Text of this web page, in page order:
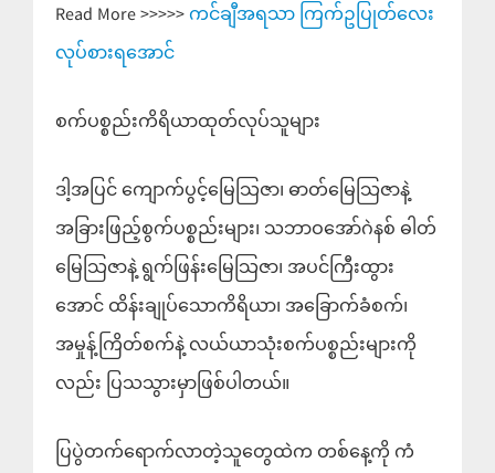
Read More >>>>>ကင်ချီအရသာ ကြက်ဥပြုတ်လေး
လုပ်စားရအောင်
စက်ပစ္စည်းကိရိယာထုတ်လုပ်သူများ
ဒါ့အပြင် ကျောက်ပွင့်မြေသြဇာ၊ ဓာတ်မြေသြဇာနဲ့
အခြားဖြည့်စွက်ပစ္စည်းများ၊ သဘာဝအော်ဂဲနစ် ဓါတ်
မြေသြဇာနဲ့ ရွက်ဖြန်းမြေသြဇာ၊ အပင်ကြီးထွား
အောင် ထိန်းချုပ်သောကိရိယာ၊ အခြောက်ခံစက်၊
အမှုန့်ကြိတ်စက်နဲ့ လယ်ယာသုံးစက်ပစ္စည်းများကို
လည်း ပြသသွားမှာဖြစ်ပါတယ်။
ပြပွဲတက်ရောက်လာတဲ့သူတွေထဲက တစ်နေ့ကို ကံ